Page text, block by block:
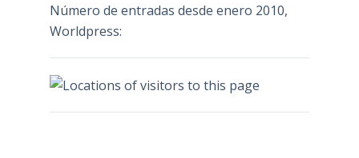
Número de entradas desde enero 2010,
Worldpress: